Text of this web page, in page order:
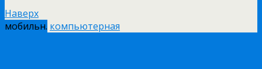
Наверх
мобильн. компьютерная